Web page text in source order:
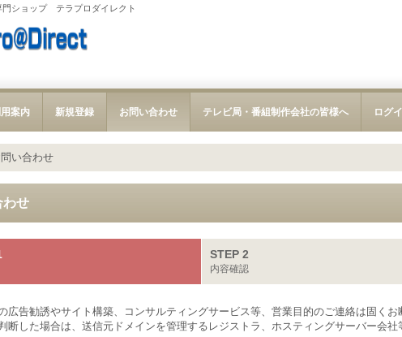
門ショップ テラプロダイレクト
案内 新規登録 お問い合わせ テレビ局・番組制作会社の皆様へ ログ
い合わせ
わせ
STEP 2
内容確認
広告勧誘やサイト構築、コンサルティングサービス等、営業目的のご連絡は固く
断した場合は、送信元ドメインを管理するレジストラ、ホスティングサーバー会